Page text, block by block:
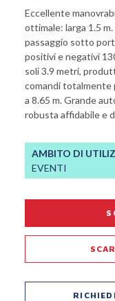
Eccellente
ottimale: larga 1.5
passaggio sotto
positivi e negativi
soli 3.9 metri,
comandi totalmente
a 8.65 m. Grande
robusta affidabile e
AMBITO DI
EVENTI